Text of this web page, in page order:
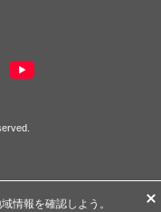
情報を確認しよう。